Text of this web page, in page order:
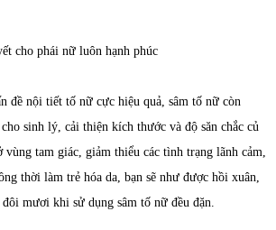
cho phái nữ luôn hạnh phúc
đề nội tiết tố nữ cực hiệu quả, sâm tố nữ còn
sinh lý, cải thiện kích thước và độ săn chắc củ
vùng tam giác, giảm thiểu các tình trạng lãnh cảm,
thời làm trẻ hóa da, bạn sẽ như được hồi xuân,
mươi khi sử dụng sâm tố nữ đều đặn.